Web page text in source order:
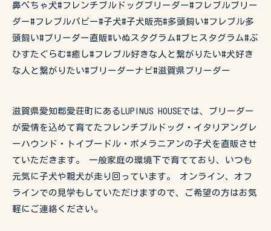
鼻ぺちゃ犬#フレンチブルドッグブリーダー#フレブルブリー
ダー#フレブルパピー#子犬#子犬販売#多頭飼い#フレブル多
頭飼い#ブリーダー直販#いぬスタグラム#ブヒスタグラム#ぶ
ひすたぐらむ#癒し#フレブル好きな人と繋がりたい#犬好き
な人と繋がりたい#ブリーダーナビ#滋賀県ブリーダー
滋賀県愛知郡愛荘町にあるLUPINUS HOUSEでは、ブリーダー
が愛情を込めて育てたフレンチブルドッグ・イタリアングレ
ーハウンド・トイプードル・ポメラニアンの子犬を直販させ
ていただきます。 一般家庭の環境下で育てており、いつも
元気に子犬や親犬が走り回っています。 オンライン、オフ
ラインでの見学もしていただけますので、ご希望の方はお気
軽にご連絡ください。